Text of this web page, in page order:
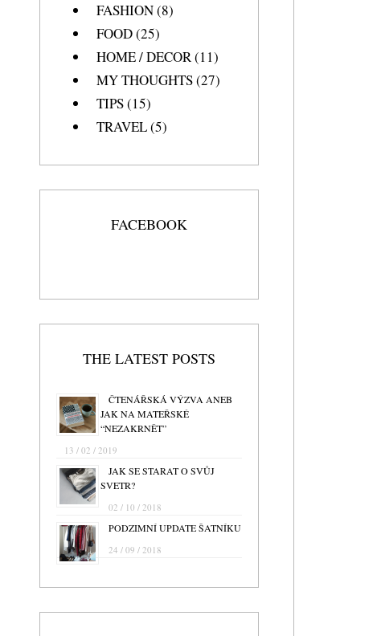
FASHION(8)
FOOD(25)
HOME / DECOR(11)
MY THOUGHTS(27)
TIPS(15)
TRAVEL(5)
FACEBOOK
THE LATEST POSTS
ČTENÁŘSKÁ VÝZVA ANEB
JAK NA MATEŘSKÉ
“NEZAKRNĚT”
13 / 02 / 2019
JAK SE STARAT O SVŮJ
SVETR?
02 / 10 / 2018
PODZIMNÍ UPDATE ŠATNÍKU
24 / 09 / 2018